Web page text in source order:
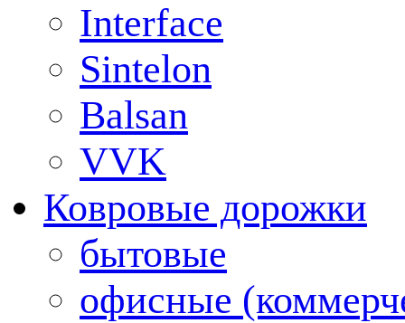
Interface
Sintelon
Balsan
VVK
Ковровые дорожки
бытовые
офисные